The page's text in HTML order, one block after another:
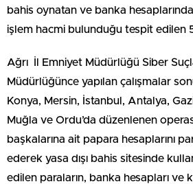
bahis oynatan ve banka
işlem hacmi bulunduğu tespit edilen
Ağrı İl Emniyet Müdürlüğü Siber
Müdürlüğünce yapılan çalışmalar
Konya, Mersin, İstanbul, Antalya,
Muğla ve Ordu’da düzenlenen
başkalarına ait papara hesaplarını
ederek yasa dışı bahis sitesinde
edilen paraların, banka hesapları ve